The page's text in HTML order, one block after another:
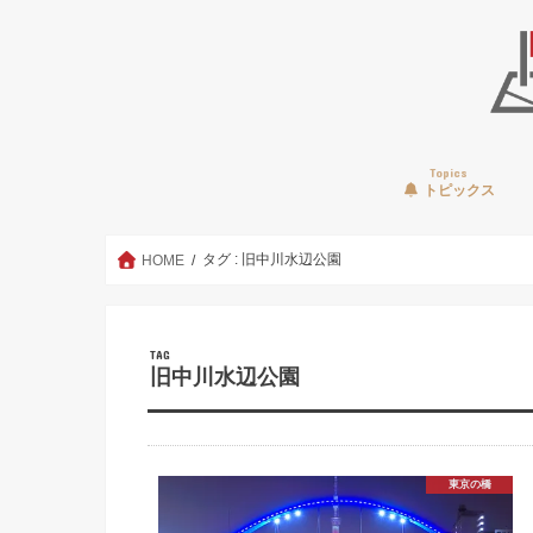
Topics
トピックス
HOME タグ : 旧中川水辺公園
TAG
旧中川水辺公園
東京の橋